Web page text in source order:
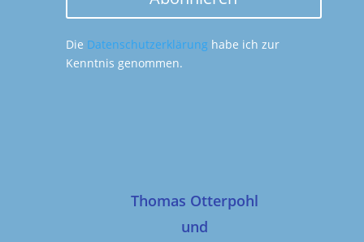
Die Datenschutzerklärung habe ich zur
Kenntnis genommen.
Thomas Otterpohl
und